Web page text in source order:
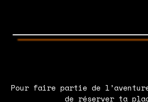
Pour faire partie de
de réserver ta